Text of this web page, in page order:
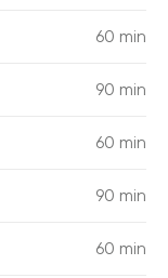
60 min
90 min
60 min
90 min
60 min